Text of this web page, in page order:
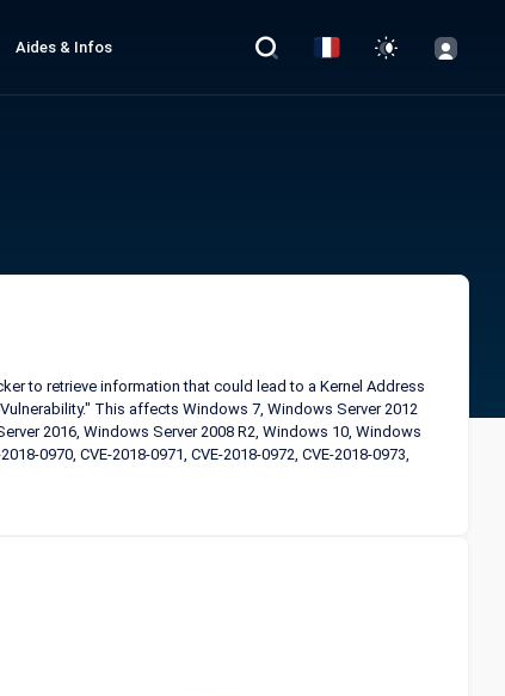
Aides & Infos
to retrieve information that could lead to a Kernel Address
This affects Windows 7, Windows Server 2012
2016, Windows Server 2008 R2, Windows 10, Windows
0970, CVE-2018-0971, CVE-2018-0972, CVE-2018-0973,